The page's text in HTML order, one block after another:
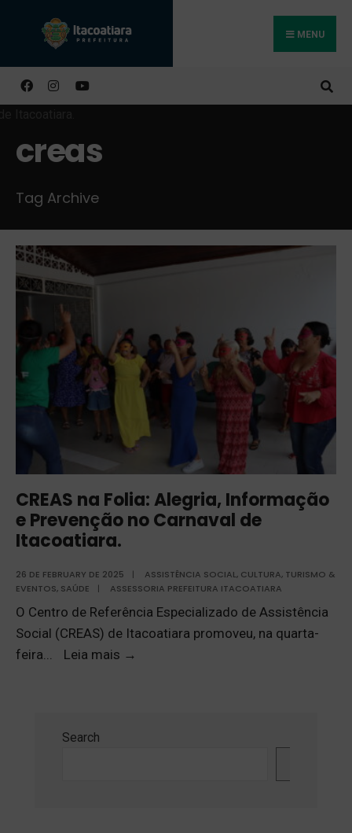
MENU
creas
Tag Archive
CREAS na Folia: Alegria, Informação
e Prevenção no Carnaval de
Itacoatiara.
26 DE FEBRUARY DE 2025 | ASSISTÊNCIA SOCIAL, CULTURA, TURISMO &
EVENTOS, SAÚDE | ASSESSORIA PREFEITURA ITACOATIARA
O Centro de Referência Especializado de Assistência
Social (CREAS) de Itacoatiara promoveu, na quarta-
feira... Leia mais →
Search
Buscar